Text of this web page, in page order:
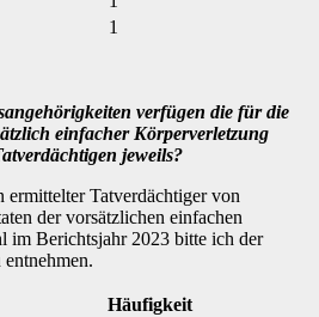
1
verfügen die für die
einfacher Körperverletzung
jeweils?
ermittelter Tatverdächtiger von
der vorsätzlichen einfachen
im Berichtsjahr 2023 bitte ich der
Häufigkeit